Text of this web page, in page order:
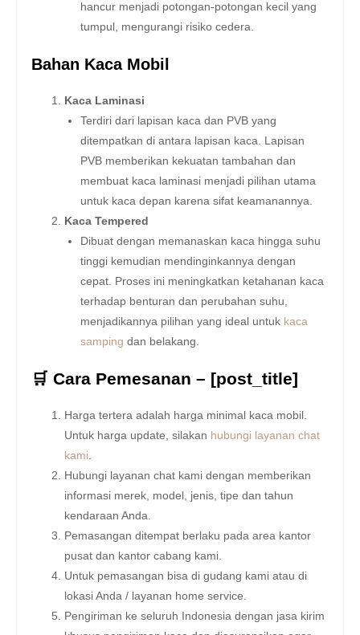
hancur menjadi potongan-potongan kecil yang
tumpul, mengurangi risiko cedera.
Bahan Kaca Mobil
Kaca Laminasi
Terdiri dari lapisan kaca dan PVB yang
ditempatkan di antara lapisan kaca. Lapisan
PVB memberikan kekuatan tambahan dan
membuat kaca laminasi menjadi pilihan utama
untuk kaca depan karena sifat keamanannya.
Kaca Tempered
Dibuat dengan memanaskan kaca hingga suhu
tinggi kemudian mendinginkannya dengan
cepat. Proses ini meningkatkan ketahanan kaca
terhadap benturan dan perubahan suhu,
menjadikannya pilihan yang ideal untuk kaca
samping dan belakang.
🛒 Cara Pemesanan – [post_title]
Harga tertera adalah harga minimal kaca mobil.
Untuk harga update, silakan hubungi layanan chat
kami
Hubungi layanan chat kami dengan memberikan
informasi merek, model, jenis, tipe dan tahun
kendaraan Anda.
Pemasangan ditempat berlaku pada area kantor
pusat dan kantor cabang kami.
Untuk pemasangan bisa di gudang kami atau di
lokasi Anda / layanan home service.
Pengiriman ke seluruh Indonesia dengan jasa kirim